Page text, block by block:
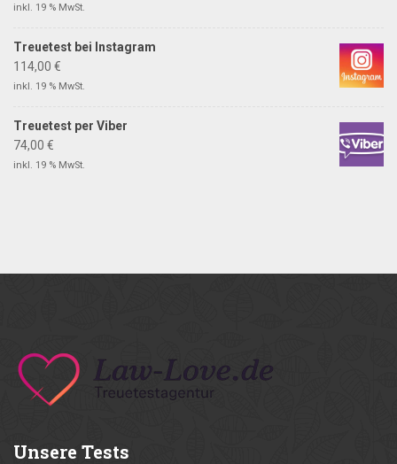
inkl. 19 % MwSt.
Treuetest bei Instagram
114,00 €
inkl. 19 % MwSt.
Treuetest per Viber
74,00 €
inkl. 19 % MwSt.
Unsere Tests